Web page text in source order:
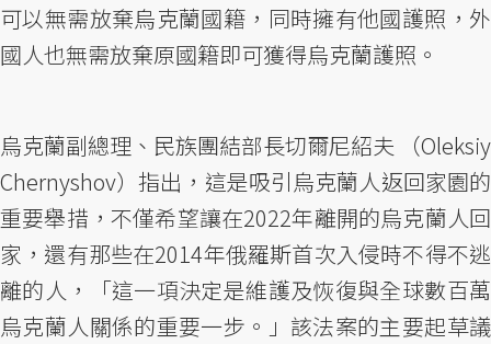
可以無需放棄烏克蘭國籍，同時擁有他國護照，外
國人也無需放棄原國籍即可獲得烏克蘭護照。
烏克蘭副總理、民族團結部長切爾尼紹夫 （Oleksiy
Chernyshov）指出，這是吸引烏克蘭人返回家園的
重要舉措，不僅希望讓在2022年離開的烏克蘭人回
家，還有那些在2014年俄羅斯首次入侵時不得不逃
離的人，「這一項決定是維護及恢復與全球數百萬
烏克蘭人關係的重要一步。」該法案的主要起草議